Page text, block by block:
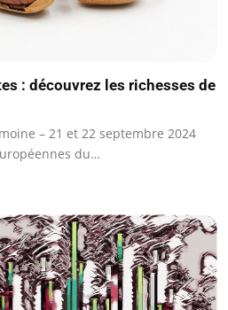
: découvrez les richesses de
– 21 et 22 septembre 2024
du…